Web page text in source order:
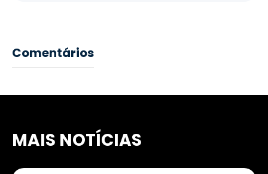
Comentários
MAIS NOTÍCIAS